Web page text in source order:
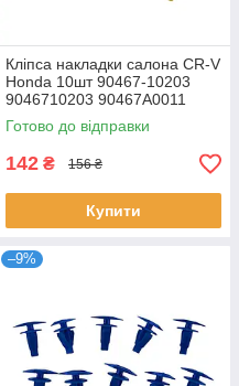
Кліпса накладки салона CR-V
Honda 10шт 90467-10203
9046710203 90467A0011
90467T0033
Готово до відправки
142 ₴ 156 ₴
Купити
–9%